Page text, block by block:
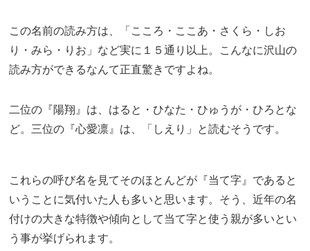
この名前の読み方は、「こころ・ここあ・さくら・しお
り・みら・りお」など実に１５通り以上。こんなに沢山の
読み方ができるなんて正直驚きですよね。
二位の『陽翔』は、はると・ひなた・ひゅうが・ひろとな
ど。三位の『心愛凛』は、「しえり」と読むそうです。
これらの呼び名を見てそのほとんどが『当て字』であると
いうことに気付いた人も多いと思います。そう、近年の名
付けの大きな特徴や傾向として当て字と使う親が多いとい
う事が挙げられます。